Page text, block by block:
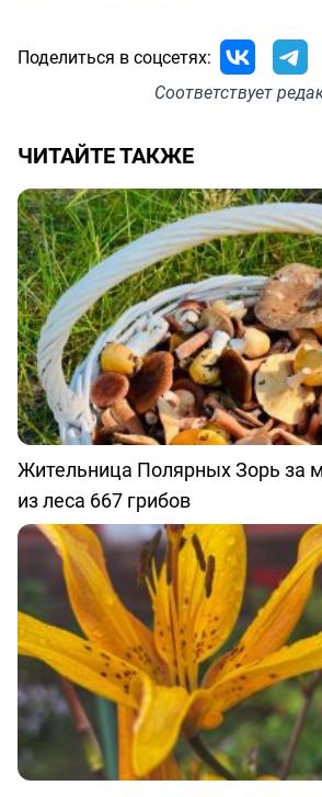
Поделиться в соцсетях:
Соответствует
ЧИТАЙТЕ ТАКЖЕ
Жительница Полярных Зорь за
из леса 667 грибов